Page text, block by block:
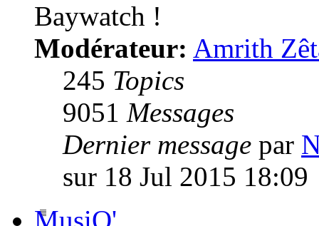
Baywatch !
Modérateur: Amrith
245 Topics
9051 Messages
Dernier message par
sur 18 Jul 2015 18:09